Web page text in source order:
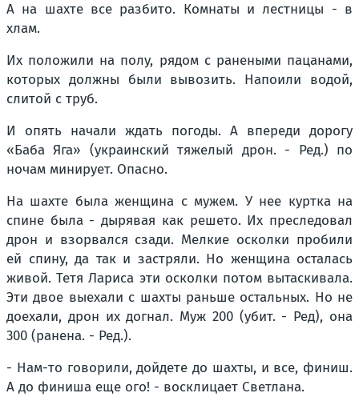
А на шахте все разбито. Комнаты и лестницы - в
хлам.
Их положили на полу, рядом с ранеными пацанами,
которых должны были вывозить. Напоили водой,
слитой с труб.
И опять начали ждать погоды. А впереди дорогу
«Баба Яга» (украинский тяжелый дрон. - Ред.) по
ночам минирует. Опасно.
На шахте была женщина с мужем. У нее куртка на
спине была - дырявая как решето. Их преследовал
дрон и взорвался сзади. Мелкие осколки пробили
ей спину, да так и застряли. Но женщина осталась
живой. Тетя Лариса эти осколки потом вытаскивала.
Эти двое выехали с шахты раньше остальных. Но не
доехали, дрон их догнал. Муж 200 (убит. - Ред), она
300 (ранена. - Ред.).
- Нам-то говорили, дойдете до шахты, и все, финиш.
А до финиша еще ого! - восклицает Светлана.